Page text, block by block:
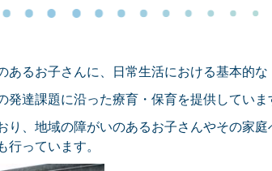
あるお子さんに、日常生活における基本的な
達課題に沿った療育・保育を提供していま
、地域の障がいのあるお子さんやその家庭
っています。